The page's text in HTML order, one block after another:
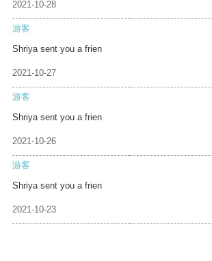
2021-10-28
游客
Shriya sent you a frien
2021-10-27
游客
Shriya sent you a frien
2021-10-26
游客
Shriya sent you a frien
2021-10-23